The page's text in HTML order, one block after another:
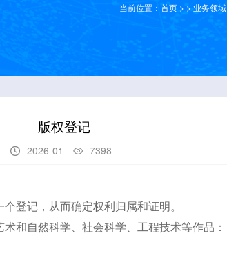
当前位置： 首页> > 业务领域
版权登记
 2026-01  7398
登记，从而确定权利归属和证明。
和自然科学、社会科学、工程技术等作品：